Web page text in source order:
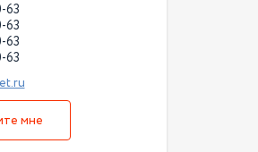
63
63
63
63
мне